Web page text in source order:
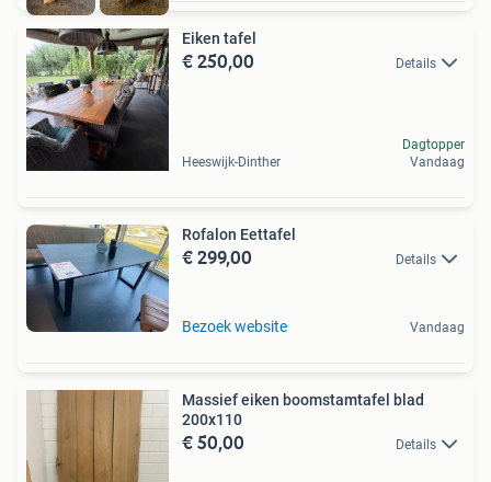
Eiken tafel
€ 250,00 Details
Heeswijk-Dinther
Dagtopper
Vandaag
Rofalon Eettafel
€ 299,00 Details
Bezoek website Vandaag
Massief eiken boomstamtafel blad
200x110
€ 50,00 Details